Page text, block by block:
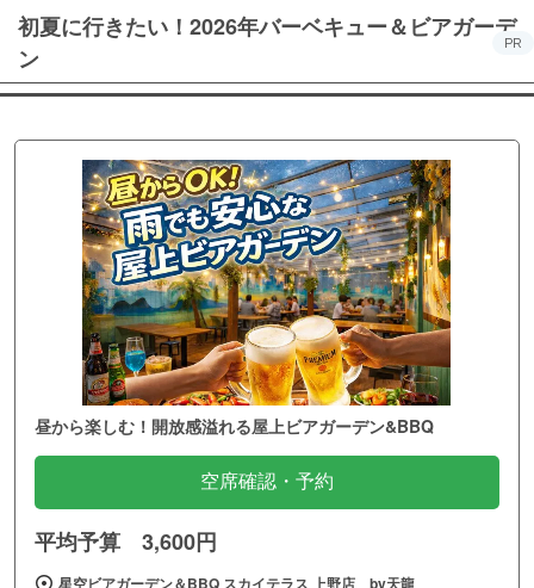
初夏に行きたい！2026年バーベキュー＆ビアガーデ
ン
PR
昼から楽しむ！開放感溢れる屋上ビアガーデン&BBQ
空席確認・予約
平均予算 3,600円
星空ビアガーデン＆BBQ スカイテラス 上野店 by天龍